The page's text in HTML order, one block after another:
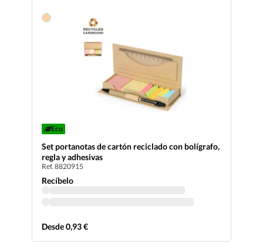
Eco
Set portanotas de cartón reciclado con bolígrafo,
regla y adhesivas
Ref. 8820915
Recíbelo
Desde 0,93 €